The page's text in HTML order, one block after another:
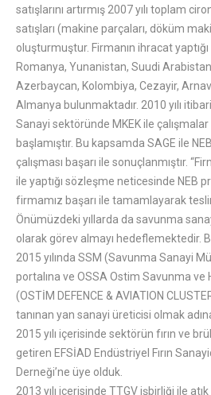
satışlarını artırmış 2007 yılı toplam
satışları (makine parçaları, döküm
oluşturmuştur. Firmanın ihracat
Romanya, Yunanistan, Suudi
Azerbaycan, Kolombiya, Cezayir,
Almanya bulunmaktadır. 2010 yılı
Sanayi sektöründe MKEK ile
başlamıştır. Bu kapsamda SAGE ile
çalışması başarı ile sonuçlanmıştır.
ile yaptığı sözleşme neticesinde NEB
firmamız başarı ile tamamlayarak
Önümüzdeki yıllarda da savunma
olarak görev almayı hedeflemektedir.
2015 yılında SSM (Savunma Sanayi
portalına ve OSSA Ostim Savunma ve
(OSTİM DEFENCE & AVIATION
tanınan yan sanayi üreticisi olmak
2015 yılı içerisinde sektörün fırın ve
getiren EFSİAD Endüstriyel Fırın
Derneği’ne üye olduk.
2013 yılı içerisinde TTGV işbirliği ile